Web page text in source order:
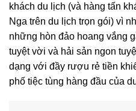
khách du lịch (và hàng tấn
Nga trên du lịch trọn gói) vì
những hòn đảo hoang vắng
tuyệt vời và hải sản ngon
dạng với đầy rượu rẻ tiền
phố tiệc tùng hàng đầu của